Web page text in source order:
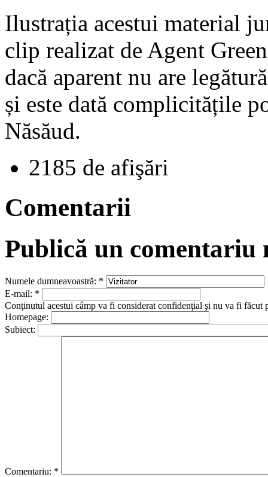
Ilustrația acestui material
clip realizat de Agent
dacă aparent nu are
și este dată complicitățile
Năsăud.
2185 de afişări
Comentarii
Publică un comentariu
Numele dumneavoastră: *
E-mail: *
Conţinutul acestui câmp va fi considerat confidenţial şi nu va fi făcut
Homepage:
Subiect:
Comentariu: *